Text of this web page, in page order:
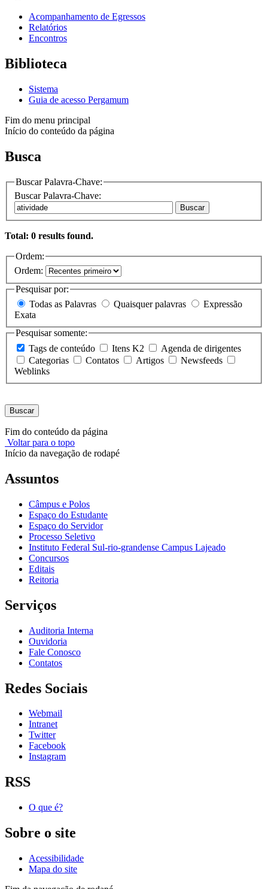
Acompanhamento de Egressos
Relatórios
Encontros
Biblioteca
Sistema
Guia de acesso Pergamum
Fim do menu principal
Início do conteúdo da página
Busca
Buscar Palavra-Chave:
Buscar Palavra-Chave:
Buscar
Total: 0 results found.
Ordem:
Ordem:
Pesquisar por:
Todas as Palavras
Quaisquer palavras
Exata
Pesquisar somente:
Tags de conteúdo
Itens K2
Agenda de dirigentes
Categorias
Contatos Artigos
Newsfeeds
Weblinks
Buscar
Fim do conteúdo da página
Voltar para o topo
Início da navegação de rodapé
Assuntos
Câmpus e Polos
Espaço do Estudante
Espaço do Servidor
Processo Seletivo
Instituto Federal Sul-rio-grandense Campus Lajeado
Concursos
Editais
Reitoria
Serviços
Auditoria Interna
Ouvidoria
Fale Conosco
Contatos
Redes Sociais
Webmail
Intranet
Twitter
Facebook
Instagram
RSS
O que é?
Sobre o site
Acessibilidade
Mapa do site